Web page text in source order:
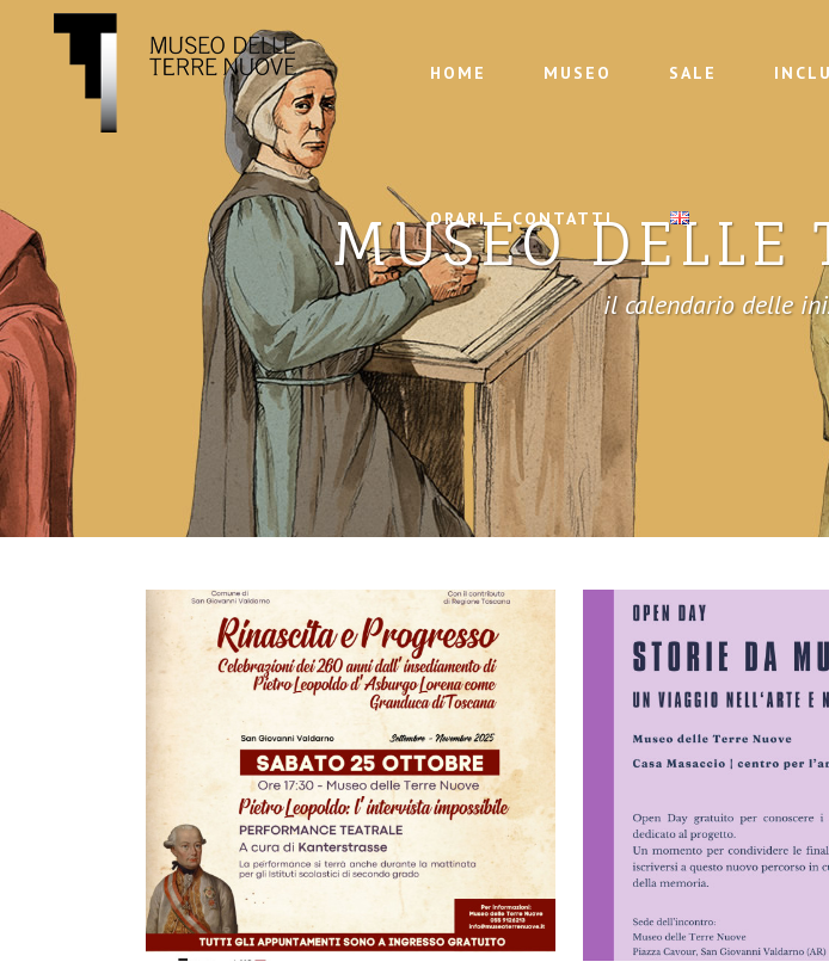
HOME MUSEO SALE
ORARI E CONTATTI
MUSEO DELLE
il calendario delle